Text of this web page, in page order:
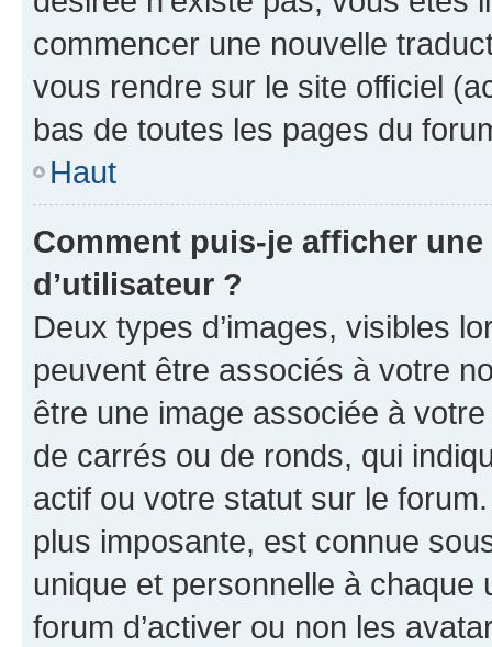
commencer une nouvelle
vous rendre sur le site officiel
bas de toutes les pages du
Haut
Comment puis-je afficher
d’utilisateur ?
Deux types d’images, visibles
peuvent être associés à votre
être une image associée à
de carrés ou de ronds, qui
actif ou votre statut sur le
plus imposante, est connue
unique et personnelle à chaque
forum d’activer ou non les